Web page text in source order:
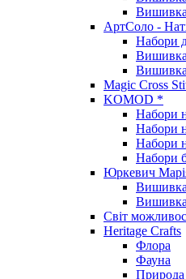
Вишивка
АртСоло -
Набори
Вишивка
Magic Cross
KOMOD *
Набори
Набори
Набори
Набори
Юркевич
Вишивка
Світ
Heritage Crafts
Флора
Фауна
Природа